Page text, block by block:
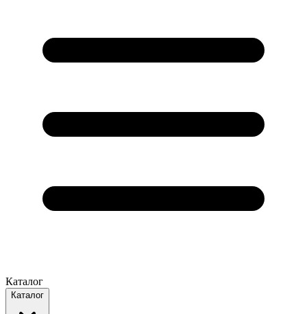
Каталог
Каталог